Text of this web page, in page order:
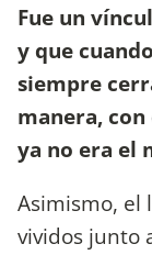
Fue un
y que
siempre
manera,
ya no era el
Asimismo, el
vividos junto